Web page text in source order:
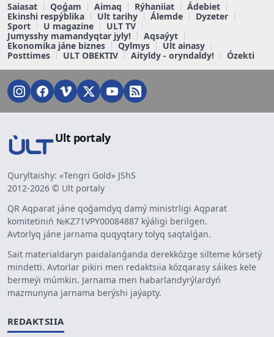
Saiasat Qoǵam Aimaq Rýhaniiat
Ádebiet
Ekinshi respýblika
Ult tarihy Álemde
Dyzeter
Sport
U magazine
ULT TV
Jumysshy mamandyqtar jyly!
Aqsaýyt
Ekonomika jáne biznes
Qylmys
Ult ainasy
Posttimes
ULT OBEKTIV Aityldy - oryndaldy! Ózekti
Ult portaly
Quryltaishy: «Tengri Gold» JShS
2012-2026 © Ult portaly
QR Aqparat jáne qoǵamdyq damý ministrligi Aqparat
komitetiniń №KZ71VPY00084887 kýáligi berilgen.
Avtorlyq jáne jarnama quqyqtary tolyq saqtalǵan.
Sait materialdaryn paidalanǵanda derekkózge silteme kórsetý
mindetti. Avtorlar pikiri men redaktsiia kózqarasy sáikes kele
bermeýi múmkin. Jarnama men habarlandyrýlardyń
mazmunyna jarnama berýshi jaýapty.
REDAKTSIIA